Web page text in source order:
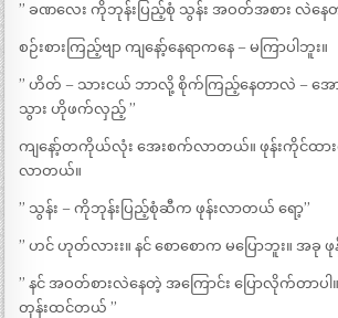
” ခဏလေး ကိုဘုန်းပြည့်စုံ သွန်း အဝတ်အစား လဲန
စဉ်းစားကြည့်ဗျာ ကျနော့်နေရာကနေ – မကြာပါဘူး။
” ဟိတ် – သားငယ် ဘာလို့ စိုက်ကြည့်နေတာလဲ – အ
သွား ဟိုဖက်လှည့် ”
ကျနော့်တကိုယ်လုံး အေးစက်လာတယ်။ ဖုန်းကိုင်ထ
လာတယ်။
” သွန်း – ကိုဘုန်းပြည့်စုံဆီက ဖုန်းလာတယ် ရော့”
” ဟင် ဟုတ်လားး။ နင် စောစောက မပြောဘူး။ အခု ဖု
” နင် အဝတ်စားလဲနေတဲ့ အကြောင်း ပြောလိုက်တာပါ။
တုန်းထင်တယ် ”